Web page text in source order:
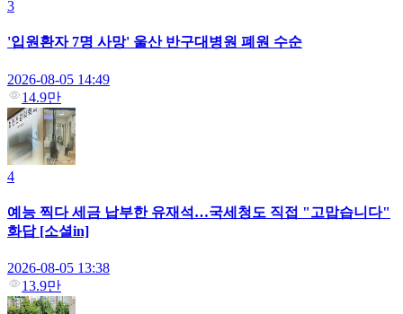
3
'입원환자 7명 사망' 울산 반구대병원 폐원 수순
2026-08-05 14:49
14.9만
4
예능 찍다 세금 납부한 유재석…국세청도 직접 "고맙습니다"
화답 [소셜in]
2026-08-05 13:38
13.9만